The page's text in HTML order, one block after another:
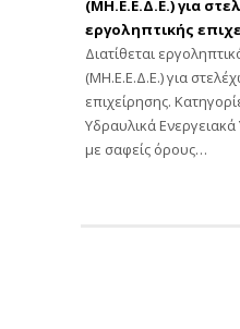
(ΜΗ.Ε.Ε.Δ.Ε.) για
εργοληπτικής
Διατίθεται
(ΜΗ.Ε.Ε.Δ.Ε.) για
επιχείρησης.
Υδραυλικά
με σαφείς όρους…